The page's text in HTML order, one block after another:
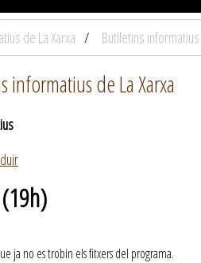
de La Xarxa Butlletins
informatius de La Xarxa
ja no es trobin els fitxers del programa.